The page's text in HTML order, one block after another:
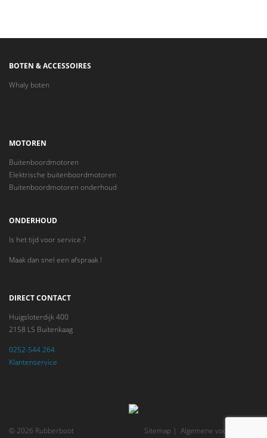
BOTEN & ACCESSOIRES
Whaly boten
MOTOREN
Buitenboordmotoren
Elektrische buitenboordmotoren
Buitenboordmotoren onderhoud
ONDERHOUD
Is het tijd voor service ?
Maak dan snel een afspraak !
DIRECT CONTACT
Huigsloterdijk 400
2158 LS Buitenkaag
0252-544 264
Klantenservice
© 2026 Rubberboot
Sitemap Algemene voorwaarden